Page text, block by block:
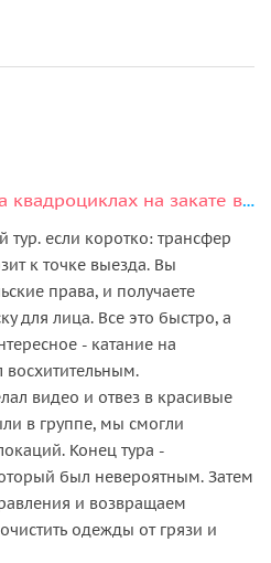
Индивидуальный тур на квадроциклах на закате в Каппадокии
если коротко: трансфер
к точке выезда. Вы
права, и получаете
для лица. Все это быстро, а
- катание на
видео и отвез в красивые
в группе, мы смогли
Конец тура -
был невероятным. Затем
и возвращаем
одежды от грязи и